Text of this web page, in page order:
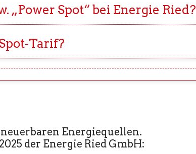
„Power Spot“ bei Energie Ried?
Tarif?
Energiequellen.
der Energie Ried GmbH: